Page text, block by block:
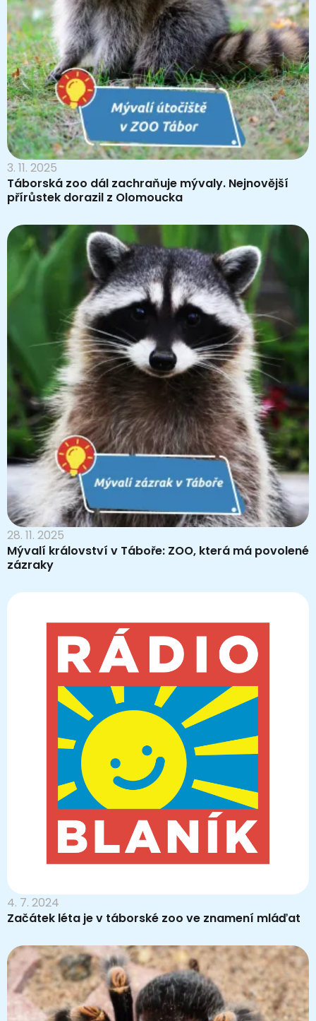
3. 11. 2025
Táborská zoo dál zachraňuje mývaly. Nejnovější
přírůstek dorazil z Olomoucka
28. 11. 2025
Mývalí království v Táboře: ZOO, která má povolené
zázraky
4. 7. 2024
Začátek léta je v táborské zoo ve znamení mláďat